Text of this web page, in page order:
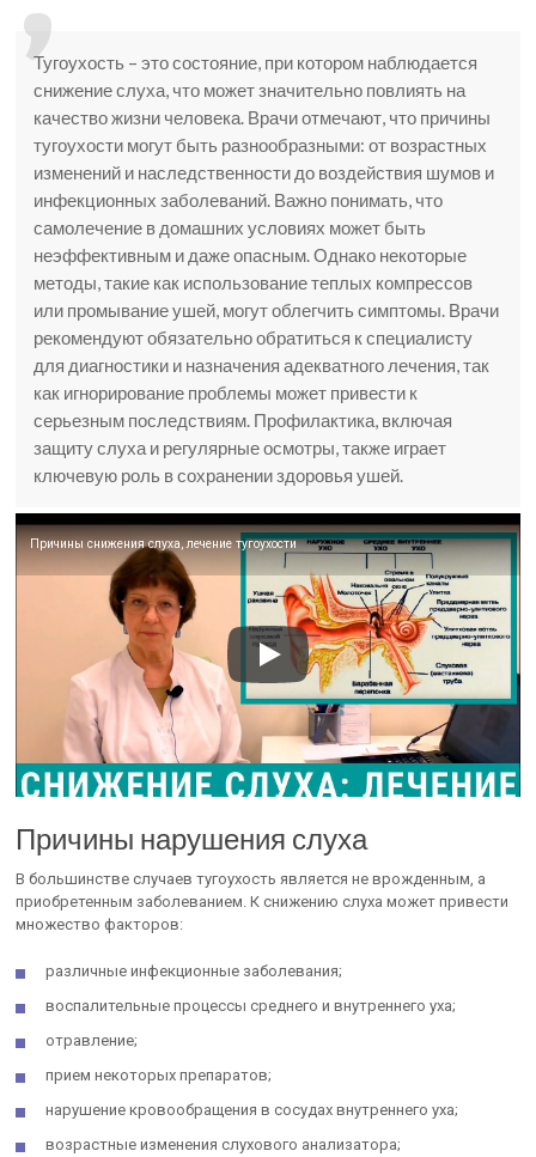
Тугоухость – это состояние, при котором наблюдается
снижение слуха, что может значительно повлиять на
качество жизни человека. Врачи отмечают, что причины
тугоухости могут быть разнообразными: от возрастных
изменений и наследственности до воздействия шумов и
инфекционных заболеваний. Важно понимать, что
самолечение в домашних условиях может быть
неэффективным и даже опасным. Однако некоторые
методы, такие как использование теплых компрессов
или промывание ушей, могут облегчить симптомы. Врачи
рекомендуют обязательно обратиться к специалисту
для диагностики и назначения адекватного лечения, так
как игнорирование проблемы может привести к
серьезным последствиям. Профилактика, включая
защиту слуха и регулярные осмотры, также играет
ключевую роль в сохранении здоровья ушей.
Причины снижения слуха, лечение тугоухости
Причины нарушения слуха
В большинстве случаев тугоухость является не врожденным, а
приобретенным заболеванием. К снижению слуха может привести
множество факторов:
различные инфекционные заболевания;
воспалительные процессы среднего и внутреннего уха;
отравление;
прием некоторых препаратов;
нарушение кровообращения в сосудах внутреннего уха;
возрастные изменения слухового анализатора;